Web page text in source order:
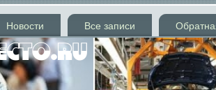
Новости Все записи